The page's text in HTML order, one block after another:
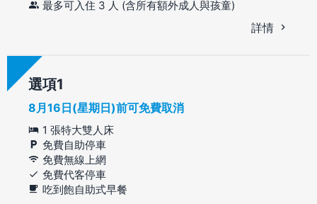
最多可入住 3 人 (含所有額外成人與孩童)
詳情
選項
8月16日(星期日)前可免費取消
1 張特大雙人床
免費自助停車
免費無線上網
免費代客停車
吃到飽自助式早餐